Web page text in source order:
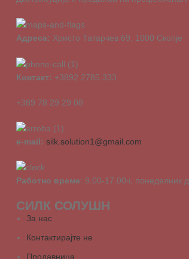
Адреса: Христо Татарчев 69, 1000 Скопје
Контакт: +3892 2785 333
+389 78 29 29 08
e-mail: silk.solution1@gmail.com
Работно време: 9.00-17.00ч, понеделник
СИЛК СОЛУШН
За нас
Контактирајте не
Продавница